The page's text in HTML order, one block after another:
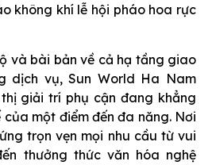
không khí lễ hội pháo hoa rực
và bài bản về cả hạ tầng giao
dịch vụ, Sun World Ha Nam
giải trí phụ cận đang khẳng
một điểm đến đa năng. Nơi
trọn vẹn mọi nhu cầu từ vui
thưởng thức văn hóa nghệ